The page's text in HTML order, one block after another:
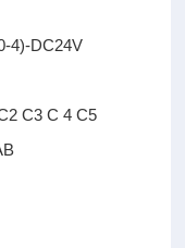
4)-DC24V
C3 C 4 C5